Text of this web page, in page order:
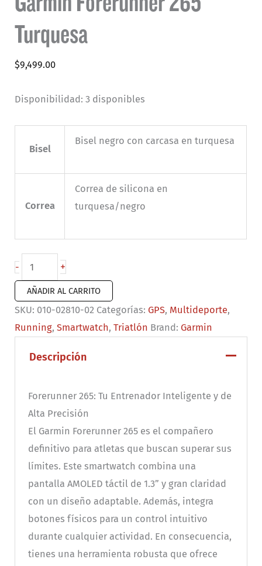
Turquesa
$9,499.00
Disponibilidad: 3 disponibles
Bisel
Bisel negro con carcasa en turquesa
Correa
Correa de silicona en
turquesa/negro
-
Garmin
Forerunner
265
Turquesa
cantidad
+
AÑADIR AL CARRITO
SKU: 010-02810-02 Categorías: GPS, Multideporte,
Running,Smartwatch,Triatlón Brand: Garmin
Descripción
Forerunner 265: Tu Entrenador Inteligente y de
Alta Precisión
El Garmin Forerunner 265 es el compañero
definitivo para atletas que buscan superar sus
límites. Este smartwatch combina una
pantalla AMOLED táctil de 1.3” y gran claridad
con un diseño adaptable. Además, integra
botones físicos para un control intuitivo
durante cualquier actividad. En consecuencia,
tienes una herramienta robusta que ofrece